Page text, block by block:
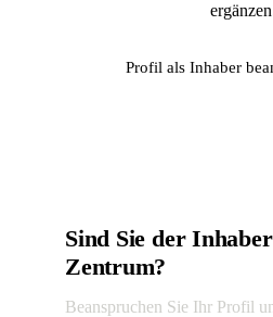
Profil als Inhaber
Sind Sie der
Zentrum?
Beanspruchen Sie Ihr Profil